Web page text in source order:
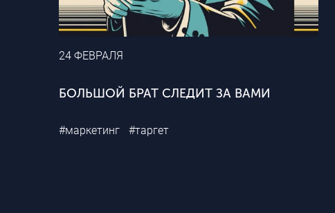
24 ФЕВРАЛЯ
БОЛЬШОЙ БРАТ СЛЕДИТ ЗА ВАМИ
#маркетинг #таргет